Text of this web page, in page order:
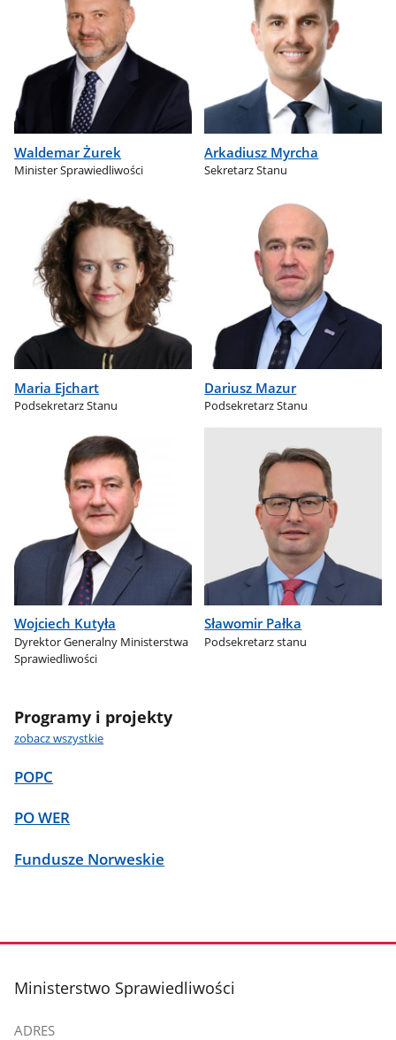
Waldemar Żurek
Minister Sprawiedliwości
Arkadiusz Myrcha
Sekretarz Stanu
Maria Ejchart
Podsekretarz Stanu
Dariusz Mazur
Podsekretarz Stanu
Wojciech Kutyła
Dyrektor Generalny Ministerstwa
Sprawiedliwości
Sławomir Pałka
Podsekretarz stanu
Programy i projekty
zobacz wszystkie
POPC
PO WER
Fundusze Norweskie
stopka
Ministerstwo Sprawiedliwości
ADRES